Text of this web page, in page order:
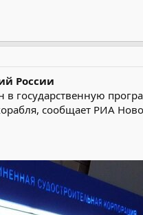
России
государственную
сообщает РИА